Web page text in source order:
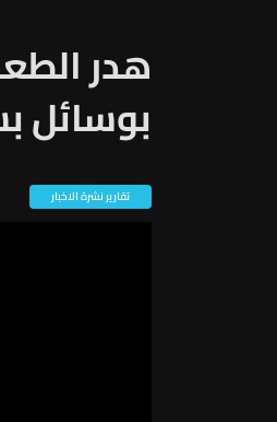
هدر
بوسائل
تقارير نشرة الاخبار